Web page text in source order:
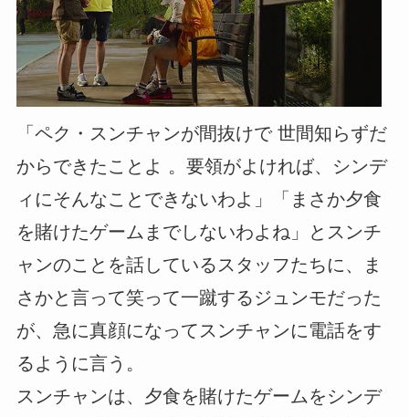
「ペク・スンチャンが間抜けで 世間知らずだ
からできたことよ 。要領がよければ、シンデ
ィにそんなことできないわよ」「まさか夕食
を賭けたゲームまでしないわよね」とスンチ
ャンのことを話しているスタッフたちに、ま
さかと言って笑って一蹴するジュンモだった
が、急に真顔になってスンチャンに電話をす
るように言う。
スンチャンは、夕食を賭けたゲームをシンデ